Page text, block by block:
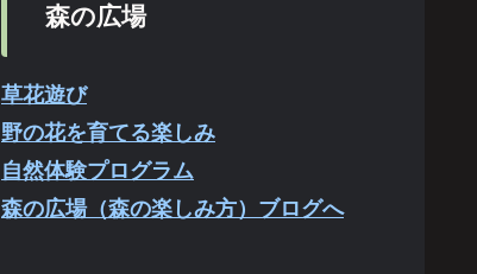
森の広場
草花遊び
野の花を育てる楽しみ
自然体験プログラム
森の広場（森の楽しみ方）ブログへ